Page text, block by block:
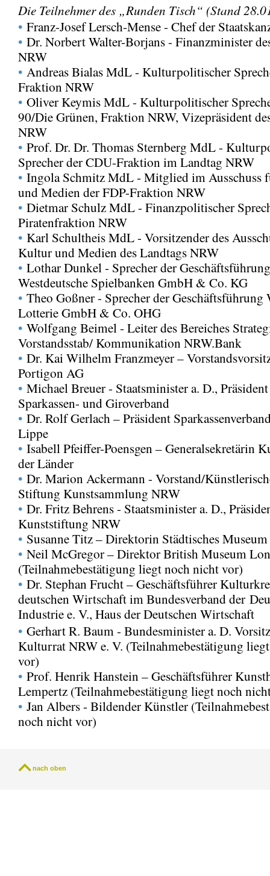
Die Teilnehmer des „Runden Tisch“ (Stand
• Franz-Josef Lersch-Mense - Chef der
• Dr. Norbert Walter-Borjans - Finanzminister
NRW
• Andreas Bialas MdL - Kulturpolitischer
Fraktion NRW
• Oliver Keymis MdL - Kulturpolitischer
90/Die Grünen, Fraktion NRW, Vizepräsident
NRW
• Prof. Dr. Dr. Thomas Sternberg MdL -
Sprecher der CDU-Fraktion im Landtag NRW
• Ingola Schmitz MdL - Mitglied im Ausschuss
und Medien der FDP-Fraktion NRW
• Dietmar Schulz MdL - Finanzpolitischer
Piratenfraktion NRW
• Karl Schultheis MdL - Vorsitzender des
Kultur und Medien des Landtags NRW
• Lothar Dunkel - Sprecher der Geschäftsführung
Westdeutsche Spielbanken GmbH & Co. KG
• Theo Goßner - Sprecher der Geschäftsführung
Lotterie GmbH & Co. OHG
• Wolfgang Beimel - Leiter des Bereiches
Vorstandsstab/ Kommunikation NRW.Bank
• Dr. Kai Wilhelm Franzmeyer –
Portigon AG
• Michael Breuer - Staatsminister a. D.,
Sparkassen- und Giroverband
• Dr. Rolf Gerlach – Präsident
Lippe
• Isabell Pfeiffer-Poensgen – Generalsekretärin
der Länder
• Dr. Marion Ackermann - Vorstand/
Stiftung Kunstsammlung NRW
• Dr. Fritz Behrens - Staatsminister a. D.,
Kunststiftung NRW
• Susanne Titz – Direktorin Städtisches
• Neil McGregor – Direktor British Museum
(Teilnahmebestätigung liegt noch nicht vor)
• Dr. Stephan Frucht – Geschäftsführer
deutschen Wirtschaft im Bundesverband der
Industrie e. V., Haus der Deutschen Wirtschaft
• Gerhart R. Baum - Bundesminister a. D.
Kulturrat NRW e. V. (Teilnahmebestätigung
vor)
• Prof. Henrik Hanstein – Geschäftsführer
Lempertz (Teilnahmebestätigung liegt noch
• Jan Albers - Bildender Künstler
noch nicht vor)
nach oben